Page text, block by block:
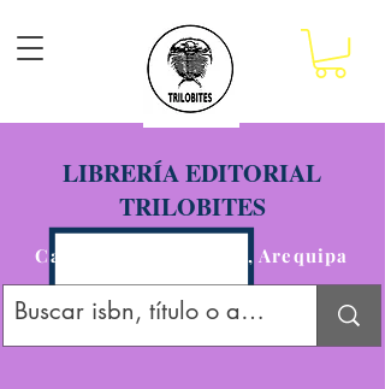
LIBRERÍA EDITORIAL
TRILOBITES
Calle San Agustín 201, Arequipa